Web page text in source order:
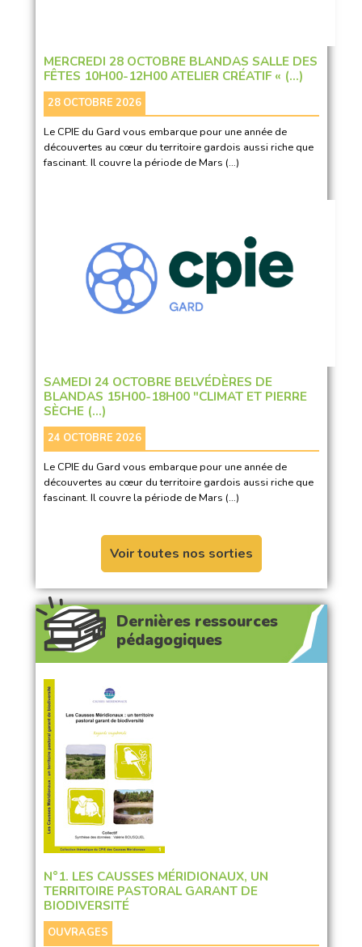
MERCREDI 28 OCTOBRE BLANDAS SALLE DES
FÊTES 10H00-12H00 ATELIER CRÉATIF « (…)
28 OCTOBRE 2026
Le CPIE du Gard vous embarque pour une année de
découvertes au cœur du territoire gardois aussi riche que
fascinant. Il couvre la période de Mars (…)
SAMEDI 24 OCTOBRE BELVÉDÈRES DE
BLANDAS 15H00-18H00 "CLIMAT ET PIERRE
SÈCHE (…)
24 OCTOBRE 2026
Le CPIE du Gard vous embarque pour une année de
découvertes au cœur du territoire gardois aussi riche que
fascinant. Il couvre la période de Mars (…)
Voir toutes nos sorties
Dernières ressources
pédagogiques
N°1. LES CAUSSES MÉRIDIONAUX, UN
TERRITOIRE PASTORAL GARANT DE
BIODIVERSITÉ
OUVRAGES